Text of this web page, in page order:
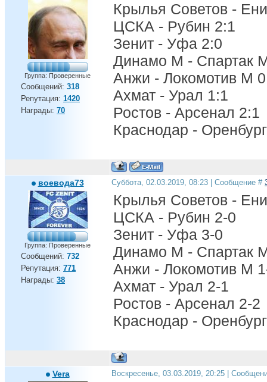
Группа: Проверенные
Сообщений: 318
Репутация: 1420
Награды: 70
Крылья Советов -
ЦСКА - Рубин 2:1
Зенит - Уфа 2:0
Динамо М - Спартак
Анжи - Локомотив М
Ахмат - Урал 1:1
Ростов - Арсенал 2:1
Краснодар -
воевода73
Группа: Проверенные
Сообщений: 732
Репутация: 771
Награды: 38
Суббота, 02.03.2019, 08:23 | Сообщение #
Крылья Советов -
ЦСКА - Рубин 2-0
Зенит - Уфа 3-0
Динамо М - Спартак
Анжи - Локомотив М
Ахмат - Урал 2-1
Ростов - Арсенал 2-2
Краснодар -
Vera Воскресенье, 03.03.2019, 20:25 |